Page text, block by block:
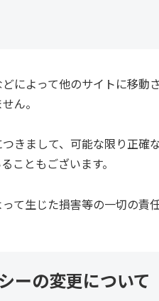
によって他のサイトに移
ん。
きまして、可能な限り正
こともございます。
て生じた損害等の一切の責
ーの変更について